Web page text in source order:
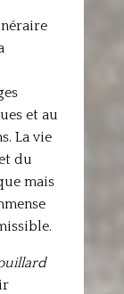
et au
La vie
du
mais